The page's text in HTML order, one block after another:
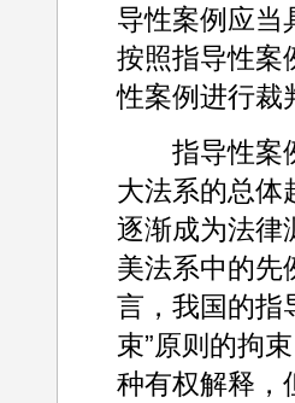
导性案例应当
按照指导性案
性案例进行裁
指导性案例
大法系的总体
逐渐成为法律
美法系中的先
言，我国的指
束”原则的拘
种有权解释，